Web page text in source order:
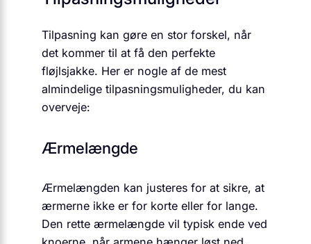
Tilpasning kan gøre en stor forskel, når
det kommer til at få den perfekte
fløjlsjakke. Her er nogle af de mest
almindelige tilpasningsmuligheder, du kan
overveje:
Ærmelængde
Ærmelængden kan justeres for at sikre, at
ærmerne ikke er for korte eller for lange.
Den rette ærmelængde vil typisk ende ved